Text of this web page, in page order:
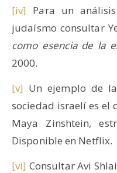
[iv]
Para un
judaísmo consultar
como esencia de la
2000.
[v] Un ejemplo de
sociedad israelí es el
Maya Zinshtein,
Disponible en Netflix.
[vi] Consultar Avi